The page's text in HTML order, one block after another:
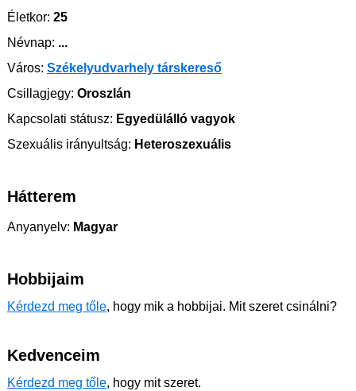
Életkor: 25
Névnap: ...
Város: Székelyudvarhely társkereső
Csillagjegy: Oroszlán
Kapcsolati státusz: Egyedülálló vagyok
Szexuális irányultság: Heteroszexuális
Hátterem
Anyanyelv: Magyar
Hobbijaim
Kérdezd meg tőle, hogy mik a hobbijai. Mit szeret csinálni?
Kedvenceim
Kérdezd meg tőle, hogy mit szeret.